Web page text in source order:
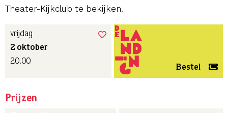
Theater-Kijkclub te bekijken.
vrijdag
2 oktober
20.00
Bestel
Prijzen